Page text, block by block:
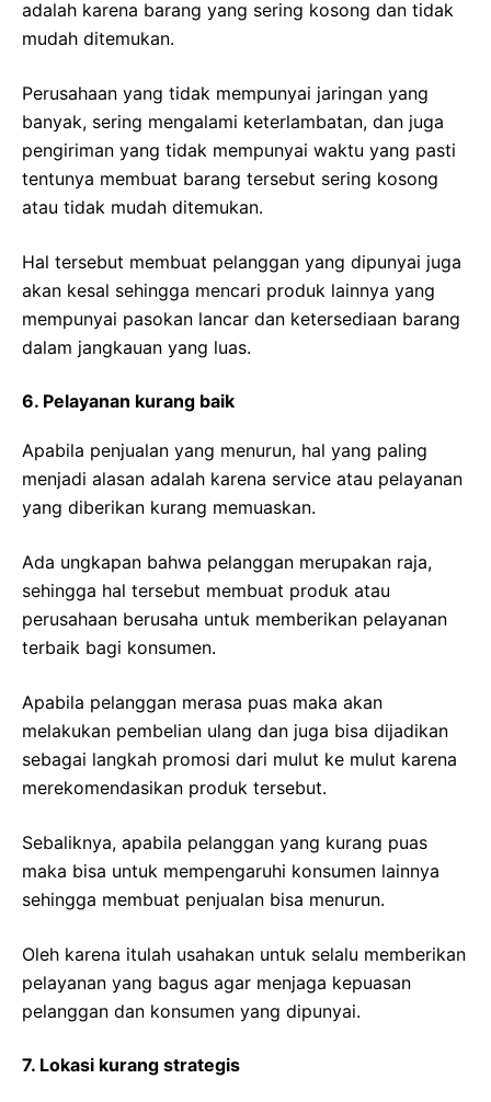
adalah karena barang yang sering kosong dan tidak
mudah ditemukan.
Perusahaan yang tidak mempunyai jaringan yang
banyak, sering mengalami keterlambatan, dan juga
pengiriman yang tidak mempunyai waktu yang pasti
tentunya membuat barang tersebut sering kosong
atau tidak mudah ditemukan.
Hal tersebut membuat pelanggan yang dipunyai juga
akan kesal sehingga mencari produk lainnya yang
mempunyai pasokan lancar dan ketersediaan barang
dalam jangkauan yang luas.
6. Pelayanan kurang baik
Apabila penjualan yang menurun, hal yang paling
menjadi alasan adalah karena service atau pelayanan
yang diberikan kurang memuaskan.
Ada ungkapan bahwa pelanggan merupakan raja,
sehingga hal tersebut membuat produk atau
perusahaan berusaha untuk memberikan pelayanan
terbaik bagi konsumen.
Apabila pelanggan merasa puas maka akan
melakukan pembelian ulang dan juga bisa dijadikan
sebagai langkah promosi dari mulut ke mulut karena
merekomendasikan produk tersebut.
Sebaliknya, apabila pelanggan yang kurang puas
maka bisa untuk mempengaruhi konsumen lainnya
sehingga membuat penjualan bisa menurun.
Oleh karena itulah usahakan untuk selalu memberikan
pelayanan yang bagus agar menjaga kepuasan
pelanggan dan konsumen yang dipunyai.
7. Lokasi kurang strategis